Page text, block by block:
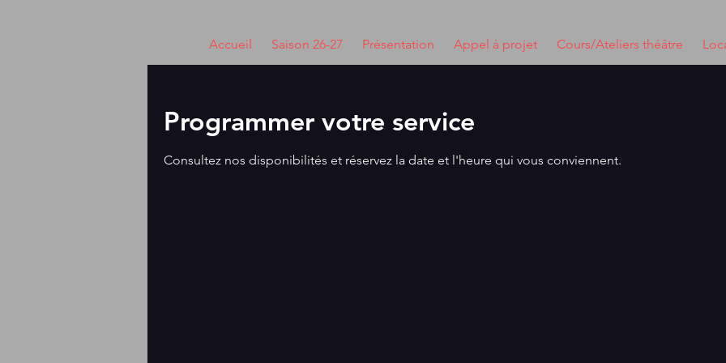
Accueil Saison 26-27 Présentation Appel à projet Cours/Ateliers théâtre
Programmer votre service
Consultez nos disponibilités et réservez la date et l'heure qui vous conviennent.